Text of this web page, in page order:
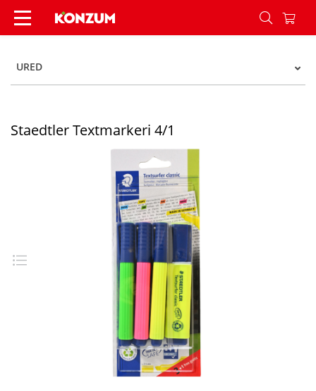
Staedtler Textmarkeri 4/1 - Konzum
URED
Staedtler Textmarkeri 4/1